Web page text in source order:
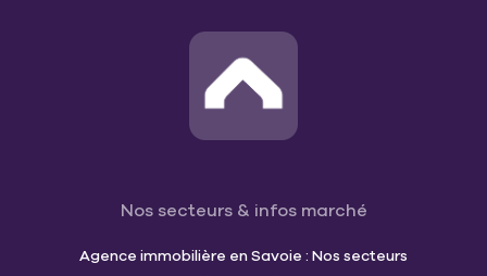
Nos secteurs & infos marché
Agence immobilière en Savoie : Nos secteurs